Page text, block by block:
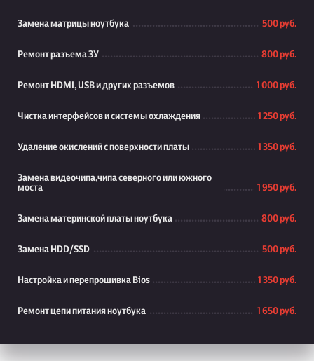
Замена матрицы ноутбука 500 руб.
Ремонт разъема ЗУ 800 руб.
Ремонт HDMI, USB и других разъемов 1 000 руб.
Чистка интерфейсов и системы охлаждения 1 250 руб.
Удаление окислений с поверхности платы 1 350 руб.
Замена видеочипа,чипа северного или южного
моста
1 950 руб.
Замена материнской платы ноутбука 800 руб.
Замена HDD/SSD 500 руб.
Настройка и перепрошивка Bios 1 350 руб.
Ремонт цепи питания ноутбука 1 650 руб.